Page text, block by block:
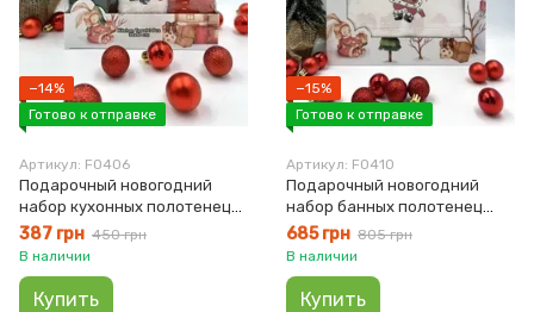
−14%
Готово к отправке
Артикул: F0406
Подарочный новогодний
набор кухонных полотенец
Санта махра
387 грн 450 грн
В наличии
Купить
−15%
Готово к отправке
Артикул: F0410
Подарочный новогодний
набор банных полотенец
Подарки махра
685 грн 805 грн
В наличии
Купить